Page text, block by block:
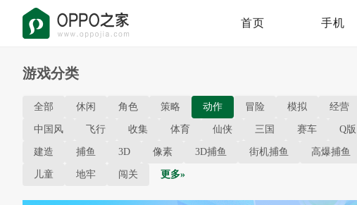
首页 手机
游戏分类
全部 休闲 角色 策略 动作 冒险 模拟 经营
中国风 飞行 收集 体育 仙侠 三国 赛车 Q版
建造 捕鱼 3D 像素 3D捕鱼 街机捕鱼 高爆捕鱼
儿童 地牢 闯关 更多»